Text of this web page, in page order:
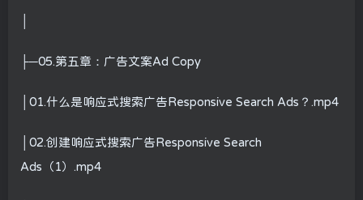
├─05.第五章：广告文案Ad Copy
│01.什么是响应式搜索广告Responsive Search Ads？.mp4
│02.创建响应式搜索广告Responsive Search
Ads（1）.mp4